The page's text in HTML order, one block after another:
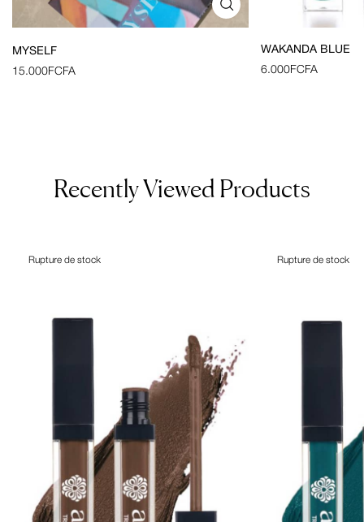
MYSELF
15.000FCFA
WAKANDA BLUE
6.000FCFA
Recently Viewed Products
Rupture de stock Rupture de stock